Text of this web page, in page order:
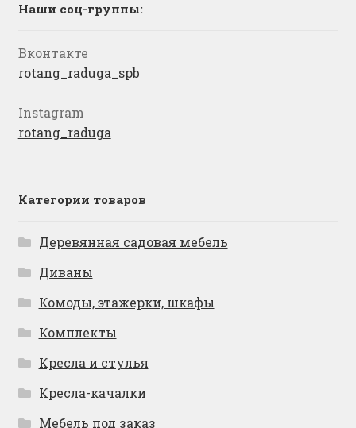
Наши соц-группы:
Вконтакте
rotang_raduga_spb
Instagram
rotang_raduga
Категории товаров
Деревянная садовая мебель
Диваны
Комоды, этажерки, шкафы
Комплекты
Кресла и стулья
Кресла-качалки
Мебель под заказ